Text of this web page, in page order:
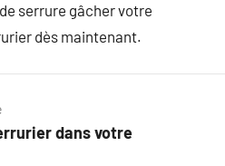
serrure gâcher votre
dès maintenant.
dans votre